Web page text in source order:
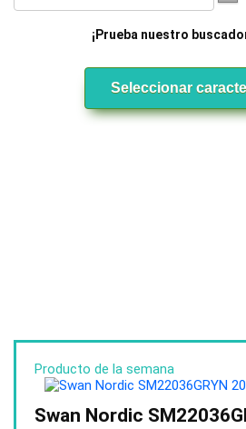
¡Prueba nuestro
Seleccionar
Producto de la semana
Swan Nordic